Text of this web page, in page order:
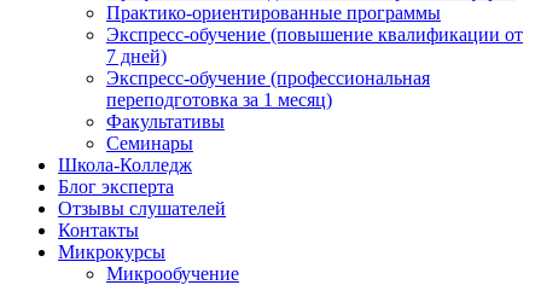
Практико-ориентированные программы
Экспресс-обучение (повышение квалификации от
7 дней)
Экспресс-обучение (профессиональная
переподготовка за 1 месяц)
Факультативы
Семинары
Школа-Колледж
Блог эксперта
Отзывы слушателей
Контакты
Микрокурсы
Микрообучение